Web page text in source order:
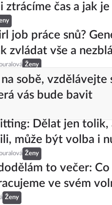
ztrácíme čas a jak
job práce snů?
zvládat vše a
Ženy
sobě, vzdělávejte
vás bude bavit
Dělat jen tolik,
může být volba i
Ženy
to večer: Co
ve svém
Ženy